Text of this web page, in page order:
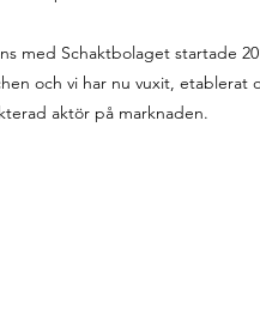
med Schaktbolaget startade
och vi har nu vuxit, etablerat
aktör på marknaden.